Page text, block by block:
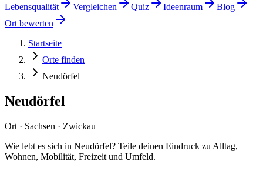
Lebensqualität Vergleichen Quiz Ideenraum
Blog
Ort bewerten
Startseite
Orte finden
Neudörfel
Neudörfel
Ort · Sachsen · Zwickau
Wie lebt es sich in Neudörfel? Teile deinen Eindruck zu Alltag,
Wohnen, Mobilität, Freizeit und Umfeld.